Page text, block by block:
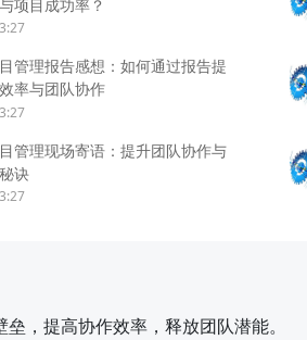
项目成功率？
管理报告感想：如何通过报告提
率与团队协作
管理现场寄语：提升团队协作与
诀
，提高协作效率，释放团队潜能。